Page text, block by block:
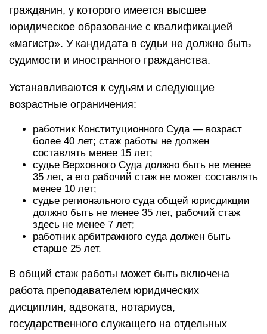
гражданин, у которого имеется высшее
юридическое образование с квалификацией
«магистр». У кандидата в судьи не должно быть
судимости и иностранного гражданства.
Устанавливаются к судьям и следующие
возрастные ограничения:
работник Конституционного Суда — возраст
более 40 лет; стаж работы не должен
составлять менее 15 лет;
судье Верховного Суда должно быть не менее
35 лет, а его рабочий стаж не может составлять
менее 10 лет;
судье регионального суда общей юрисдикции
должно быть не менее 35 лет, рабочий стаж
здесь не менее 7 лет;
работник арбитражного суда должен быть
старше 25 лет.
В общий стаж работы может быть включена
работа преподавателем юридических
дисциплин, адвоката, нотариуса,
государственного служащего на отдельных